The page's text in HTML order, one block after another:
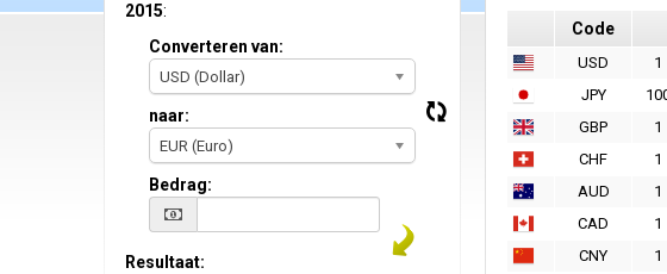
Code
USD 1
JPY
GBP
1
CHF
1
AUD
1
CAD
1
CNY
1
2015:
Converteren van:
USD (Dollar)
naar:
EUR (Euro)
Bedrag:
Resultaat: